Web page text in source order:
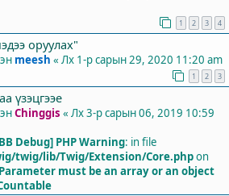
1 2 3 4
оруулах"
meesh « Лх 1-р сарын 29, 2020 11:20 am
1 2 3
үзэцгээе
Chinggis « Лх 3-р сарын 06, 2019 10:59
Debug] PHP Warning: in file
twig/lib/Twig/Extension/Core.phpon
must be an array or an object